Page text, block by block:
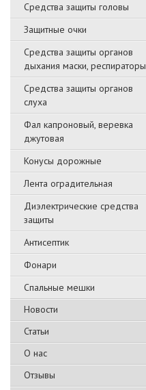
Средства защиты головы
Защитные очки
Средства защиты органов
дыхания маски, респираторы
Средства защиты органов
слуха
Фал капроновый, веревка
джутовая
Конусы дорожные
Лента оградительная
Диэлектрические средства
защиты
Антисептик
Фонари
Спальные мешки
Новости
Статьи
О нас
Отзывы